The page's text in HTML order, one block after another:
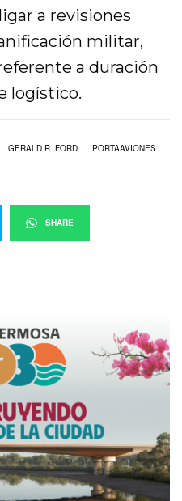
a revisiones
militar,
a duración
logístico.
GERALD R. FORD PORTAAVIONES
SHARE